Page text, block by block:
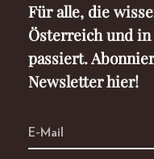
Für alle, die
Österreich und
passiert.
Newsletter hier!